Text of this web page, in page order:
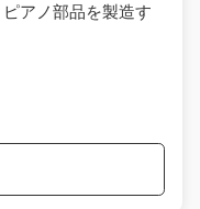
アノ部品を製造す